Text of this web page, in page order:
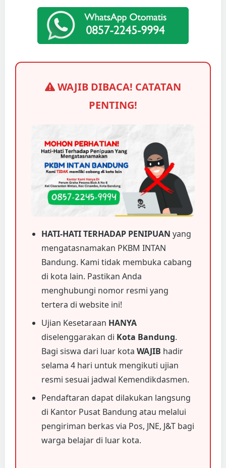
WAJIB DIBACA! CATATAN
PENTING!
HATI-HATI TERHADAP PENIPUAN yang
mengatasnamakan PKBM INTAN
Bandung. Kami tidak membuka cabang
di kota lain. Pastikan Anda
menghubungi nomor resmi yang
tertera di website ini!
Ujian Kesetaraan HANYA
diselenggarakan di Kota Bandung.
Bagi siswa dari luar kota WAJIB hadir
selama 4 hari untuk mengikuti ujian
resmi sesuai jadwal Kemendikdasmen.
Pendaftaran dapat dilakukan langsung
di Kantor Pusat Bandung atau melalui
pengiriman berkas via Pos, JNE, J&T bagi
warga belajar di luar kota.